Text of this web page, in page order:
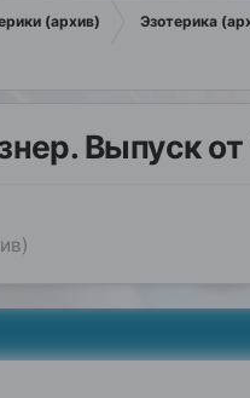
(архив) Эзотерика
Выпуск